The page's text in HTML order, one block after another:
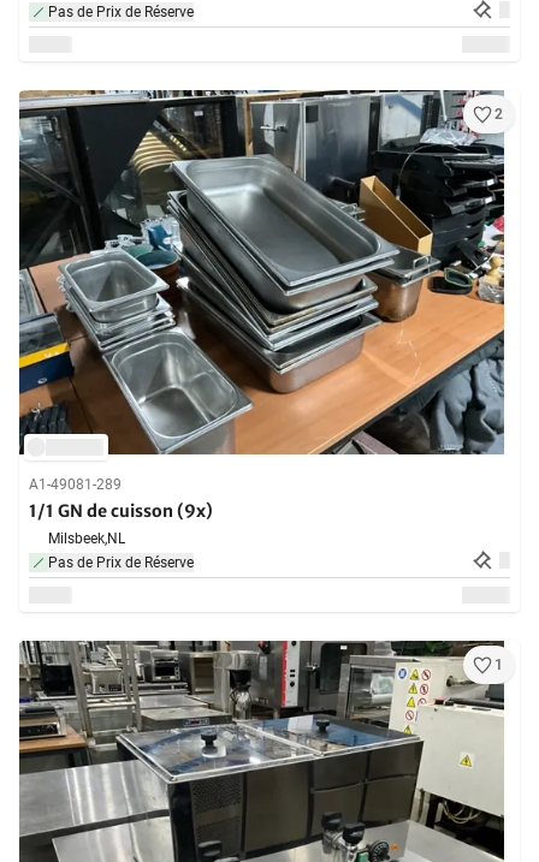
Pas de Prix de Réserve
2
A1-49081-289
1/1 GN de cuisson (9x)
Milsbeek,NL
Pas de Prix de Réserve
1